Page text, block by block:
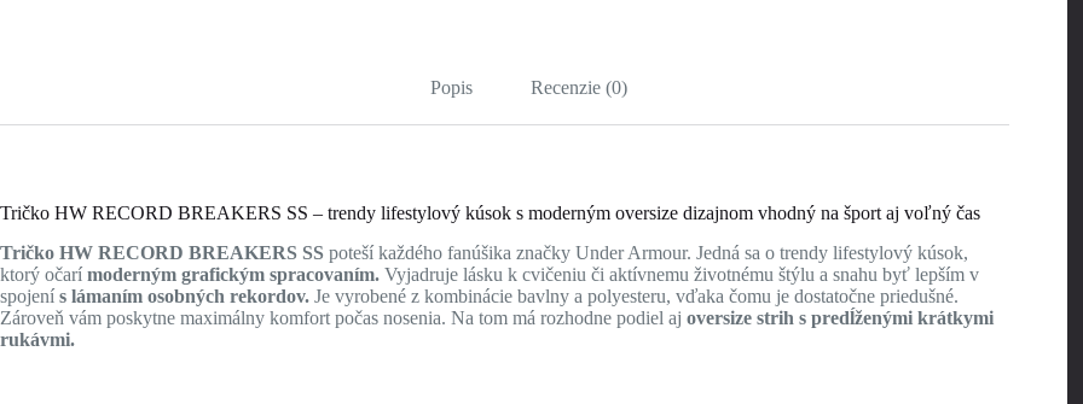
Popis Recenzie (0)
Tričko HW RECORD BREAKERS SS – trendy lifestylový kúsok s moderným oversize dizajnom vhodný na šport aj voľný čas
Tričko HW RECORD BREAKERS SS poteší každého fanúšika značky Under Armour. Jedná sa o trendy lifestylový kúsok,
ktorý očarí moderným grafickým spracovaním. Vyjadruje lásku k cvičeniu či aktívnemu životnému štýlu a snahu byť lepším v
spojení s lámaním osobných rekordov. Je vyrobené z kombinácie bavlny a polyesteru, vďaka čomu je dostatočne priedušné.
Zároveň vám poskytne maximálny komfort počas nosenia. Na tom má rozhodne podiel aj oversize strih s predĺženými krátkymi
rukávmi.